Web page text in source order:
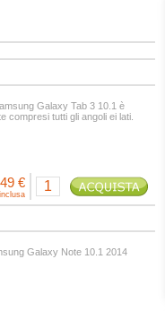
Galaxy Tab 3 10.1 è
compresi tutti gli angoli ei lati.
49 €
Galaxy Note 10.1 2014